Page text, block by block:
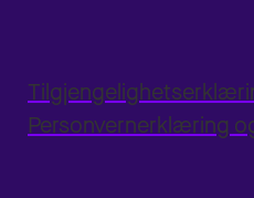
Personvernerklæring